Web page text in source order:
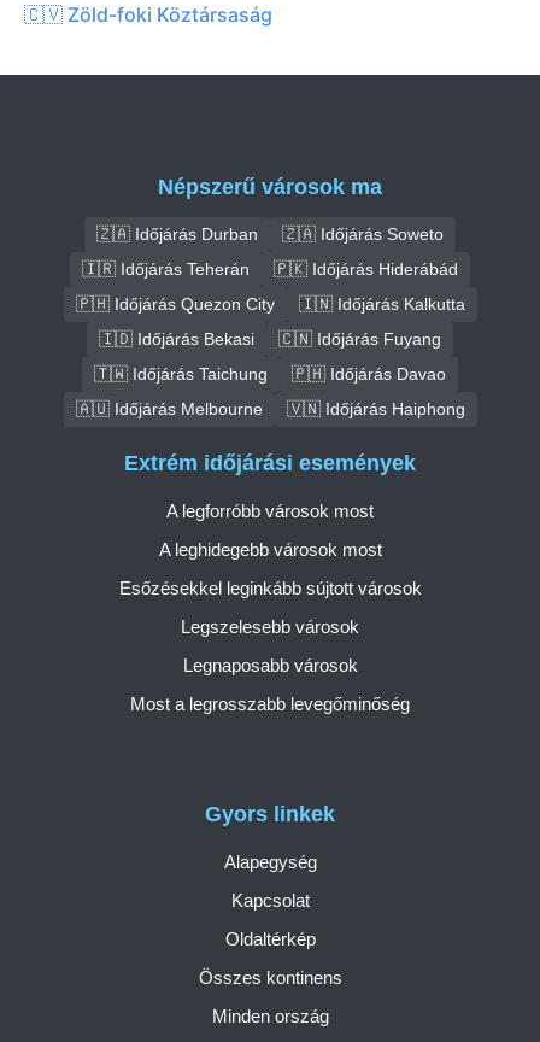
🇨🇻 Zöld-foki Köztársaság
Népszerű városok ma
🇿🇦 Időjárás Durban
🇿🇦 Időjárás Soweto
🇮🇷 Időjárás Teherán
🇵🇰 Időjárás Hiderábád
🇵🇭 Időjárás Quezon City
🇮🇳 Időjárás Kalkutta
🇮🇩 Időjárás Bekasi
🇨🇳 Időjárás Fuyang
🇹🇼 Időjárás Taichung
🇵🇭 Időjárás Davao
🇦🇺 Időjárás Melbourne
🇻🇳 Időjárás Haiphong
Gyors linkek
Alapegység
Kapcsolat
Oldaltérkép
Összes kontinens
Minden ország
Extrém időjárási események
A legforróbb városok most
A leghidegebb városok most
Esőzésekkel leginkább sújtott városok
Legszelesebb városok
Legnaposabb városok
Most a legrosszabb levegőminőség